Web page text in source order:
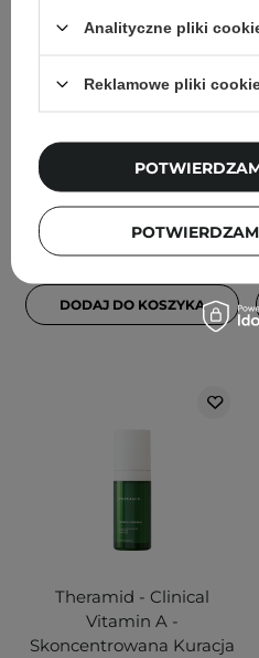
Supremelab Barrier
Regenerujące - 30ml
69,90 zł
DODAJ DO KOSZYKA
Theramid - Clinical
Vitamin A -
Skoncentrowana Kuracja
Analityczne pliki
Reklamowe pliki